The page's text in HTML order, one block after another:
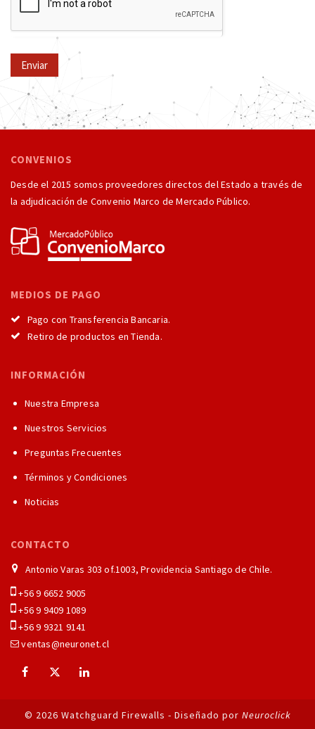
Enviar
CONVENIOS
Desde el 2015 somos proveedores directos del Estado a través de
la adjudicación de Convenio Marco de Mercado Público.
MEDIOS DE PAGO
Pago con Transferencia Bancaria.
Retiro de productos en Tienda.
INFORMACIÓN
Nuestra Empresa
Nuestros Servicios
Preguntas Frecuentes
Términos y Condiciones
Noticias
CONTACTO
Antonio Varas 303 of.1003, Providencia Santiago de Chile.
+56 9 6652 9005
+56 9 9409 1089
+56 9 9321 9141
ventas@neuronet.cl
© 2026 Watchguard Firewalls - Diseñado por Neuroclick